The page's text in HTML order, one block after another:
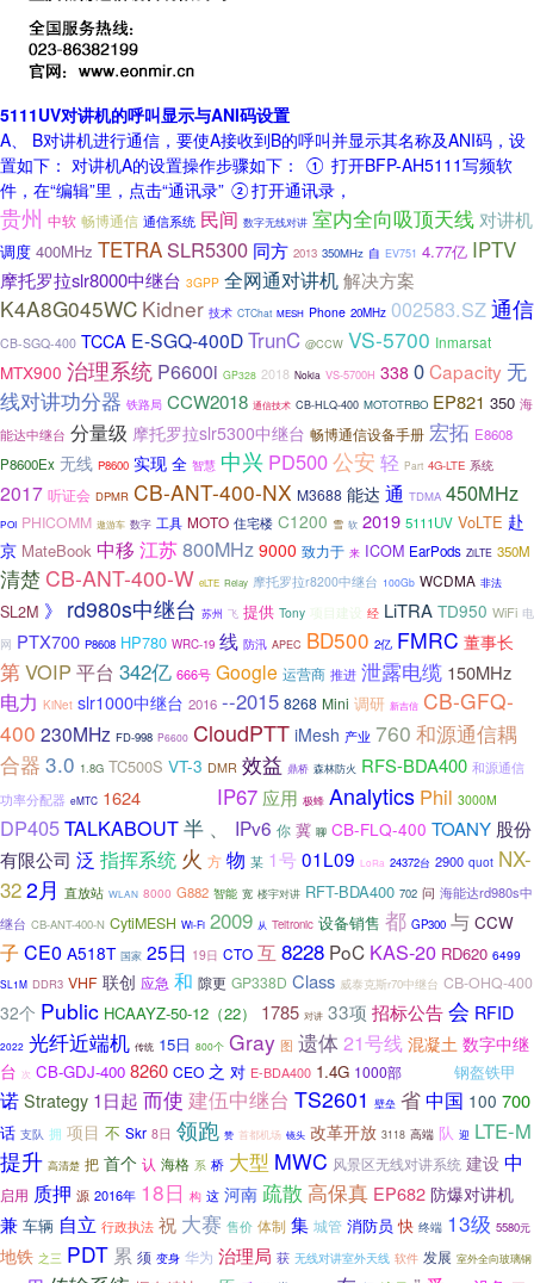
5111UV对讲机的呼叫显示与ANI码设置
A、 B对讲机进行通信，要使A接收到B的呼叫并显示其名称及ANI码，设
置如下： 对讲机A的设置操作步骤如下： ① 打开BFP-AH5111写频软
件，在“编辑”里，点击“通讯录” ②打开通讯录，
贵州 中软 畅博通信 通信系统 民间 数字无线对讲 室内全向吸顶天线 对讲机
调度 400MHz TETRA SLR5300 同方 2013 350MHz 自 EV751 4.77亿 IPTV
摩托罗拉slr8000中继台 3GPP 全网通对讲机解决方案
K4A8G045WC Kidner 技术 CTChat MESH Phone 20MHz 002583.SZ通信
CB-SGQ-400 TCCA E-SGQ-400DTrunC @CCW VS-5700 Inmarsat
MTX900 治理系统 P6600i GP328 2018 Nokia VS-5700H 338 0Capacity 无
线对讲功分器 铁路局 CCW2018 通信技术 CB-HLQ-400 MOTOTRBO EP821 350 海
能达中继台 分量级 摩托罗拉slr5300中继台 畅博通信设备手册 宏拓 E8608
P8600Ex 无线 P8600 实现 全 智慧 中兴 PD500公安 轻 Part 4G-LTE 系统
2017 听证会 DPMR CB-ANT-400-NX M3688 能达通 TDMA 450MHz
POI PHICOMM 遨游车 数字 工具 MOTO 住宅楼 C1200 雪 软 2019 5111UV VoLTE 赴
京 MateBook 中移 江苏800MHz 9000 致力于 来 ICOM EarPods ZiLTE 350M
清楚 CB-ANT-400-W eLTE Relay 摩托罗拉r8200中继台 100Gb WCDMA 非法
SL2M 》 rd980s中继台 苏州 飞 提供 Tony 项目建设 经 LiTRA TD950 WiFi 电
网 PTX700 P8608 HP780 WRC-19 线 防汛 APEC BD500 2亿 FMRC 董事长
第VOIP 平台 342亿 666号 Google 运营商 推进 泄露电缆 150MHz
电力 KiNet slr1000中继台 2016 --2015 8268 Mini 调研 新吉信 CB-GFQ-
400 230MHz FD-998 P6600 CloudPTT iMesh 产业 760 和源通信耦
合器 3.0 1.8G TC500S VT-3 DMR 效益 鼎桥 森林防火 RFS-BDA400 和源通信
功率分配器 eMTC 1624 IP67 应用 极蜂 Analytics Phil 3000M
DP405TALKABOUT半 、 IPv6 你 冀 聊 CB-FLQ-400 TOANY 股份
有限公司 泛 指挥系统 火 方 物 某 1号 01L09 LoRa 24372台 2900 quot NX-
322月 直放站 WLAN 8000 G882 智能 宽 楼宇对讲 RFT-BDA400 702 问 海能达rd980s中
继台 CB-ANT-400-N CytiMESH Wi-Fi 2009 从 Teltronic 设备销售 都 GP300 与 CCW
子 CE0 A518T 国家 25日 19日 CTO 互 8228 PoC KAS-20 RD620 6499
SL1M DDR3 VHF 联创 应急 和 隙更 GP338D Class 威泰克斯r70中继台 CB-OHQ-400
32个 Public HCAAYZ-50-12（22） 1785 对讲 33项 招标公告会 RFID
2022 光纤近端机 传统 15日 800个 Gray 图 遗体21号线 混凝土 数字中继
台 次 CB-GDJ-400 8260 CEO 之 对 E-BDA400 1.4G 1000部 钢盔铁甲
诺 Strategy 1日起 而使 建伍中继台 TS2601 壁垒 省中国 100 700
话 支队 拥 项目 不 Skr 8日 领跑 赞 首都机场 镜头 改革开放 3118 高端 队 迎 LTE-M
提升 高清楚 把 首个 认 海格 系 桥 大型 MWC 风景区无线对讲系统 建设中
启用 质押 源 2016年 18日 构 这 河南 疏散 高保真 EP682 防爆对讲机
兼 车辆 自立 行政执法 祝 大赛 售价 体制 集 城管 消防员 快 终端 13级 5580元
地铁 之三 PDT 累 须 变身 华为 治理局 获 无线对讲室外天线 软件 发展 室外全向玻璃钢